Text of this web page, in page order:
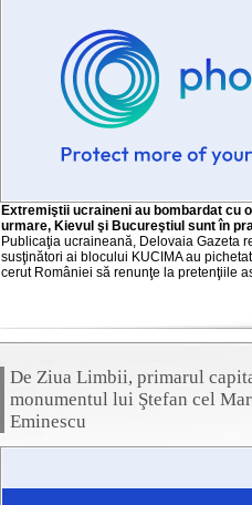
Extremiştii ucraineni au bombardat cu
urmare, Kievul şi Bucureştiul sunt în
Publicaţia ucraineană, Delovaia Gazeta
susţinători ai blocului KUCIMA au
cerut României să renunţe la pretenţiile
De Ziua Limbii, primarul
monumentul lui Ştefan cel
Eminescu